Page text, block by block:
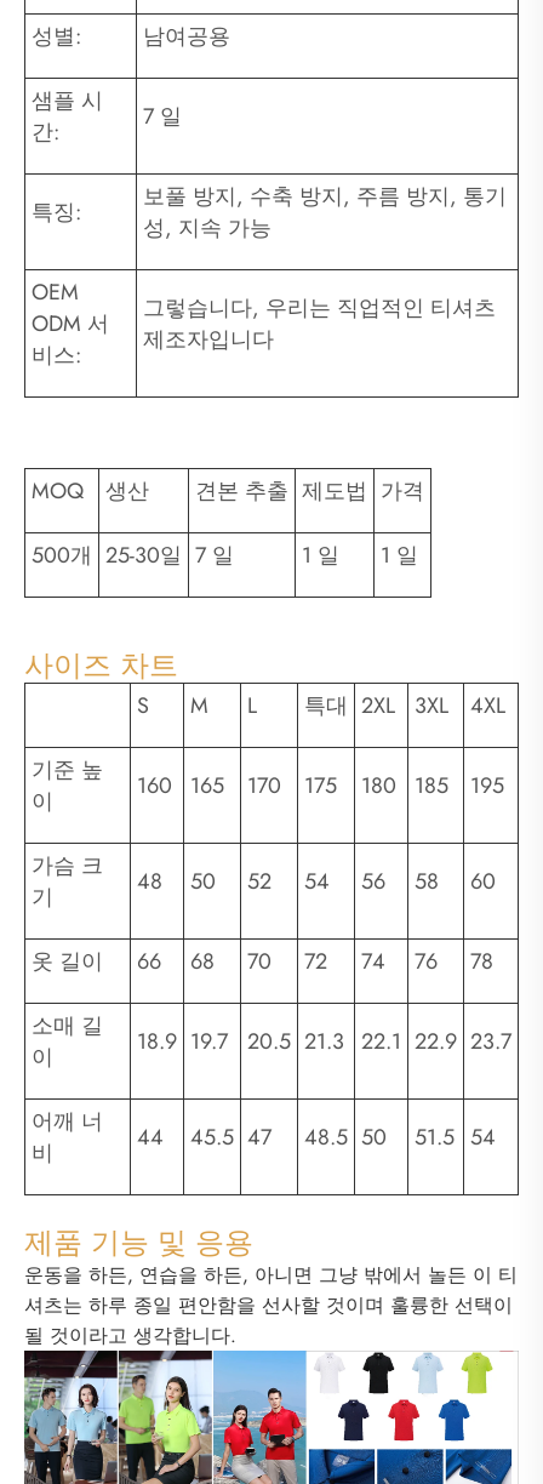
성별: 남여공용
샘플 시
간:
7 일
특징:
보풀 방지, 수축 방지, 주름 방지, 통기
성, 지속 가능
OEM
ODM 서
비스:
그렇습니다, 우리는 직업적인 티셔츠
제조자입니다
MOQ 생산 견본 추출 제도법 가격
500개 25-30일 7 일 1 일 1 일
사이즈 차트
S M L 특대 2XL 3XL 4XL
기준 높
이
160 165 170 175 180 185 195
가슴 크
기
48 50 52 54 56 58 60
옷 길이 66 68 70 72 74 76 78
소매 길
이
18.9 19.7 20.5 21.3 22.1 22.9 23.7
어깨 너
비
44 45.5 47 48.5 50 51.5 54
제품 기능 및 응용
운동을 하든, 연습을 하든, 아니면 그냥 밖에서 놀든 이 티
셔츠는 하루 종일 편안함을 선사할 것이며 훌륭한 선택이
될 것이라고 생각합니다.